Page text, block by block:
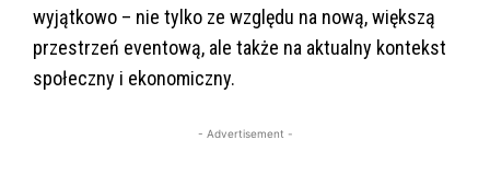
wyjątkowo – nie tylko ze względu na nową, większą
przestrzeń eventową, ale także na aktualny kontekst
społeczny i ekonomiczny.
- Advertisement -